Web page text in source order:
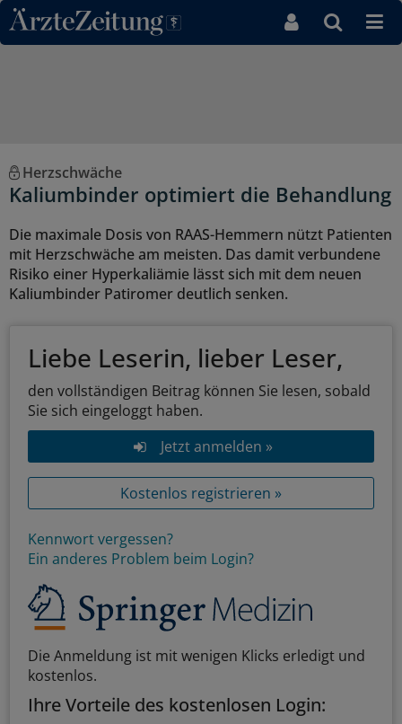
Direkt zum Inhaltsbereich
Herzschwäche
Kaliumbinder optimiert die Behandlung
Die maximale Dosis von RAAS-Hemmern nützt Patienten
mit Herzschwäche am meisten. Das damit verbundene
Risiko einer Hyperkaliämie lässt sich mit dem neuen
Kaliumbinder Patiromer deutlich senken.
Liebe Leserin, lieber Leser,
den vollständigen Beitrag können Sie lesen, sobald
Sie sich eingeloggt haben.
Jetzt anmelden »
Kostenlos registrieren »
Kennwort vergessen?
Ein anderes Problem beim Login?
Die Anmeldung ist mit wenigen Klicks erledigt und
kostenlos.
Ihre Vorteile des kostenlosen Login: